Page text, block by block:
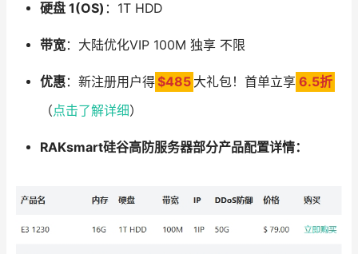
硬盘 1(OS) ：1T HDD
带宽：大陆优化VIP 100M 独享 不限
优惠：新注册用户得$485 大礼包！首单立享 6.5折
（点击了解详细）
RAKsmart硅谷高防服务器部分产品配置详情：